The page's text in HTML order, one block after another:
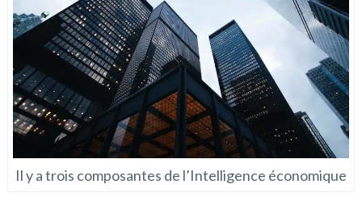
Il y a trois composantes de l’Intelligence économique